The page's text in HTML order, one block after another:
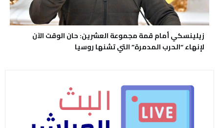
زيلينسكي أمام قمة مجموعة العشرين: حان الوقت الآن
لإنهاء “الحرب المدمرة” التي تشنها روسيا